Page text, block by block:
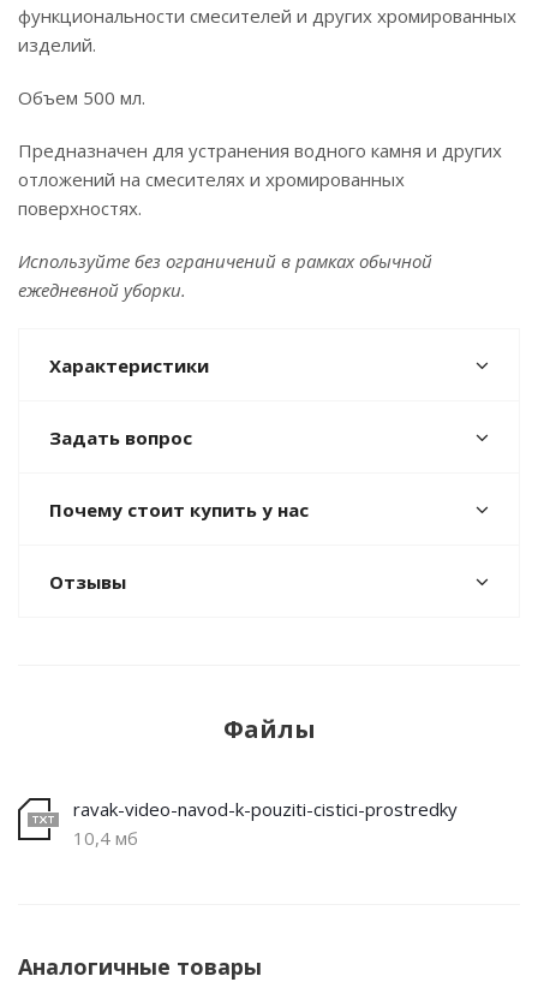
функциональности смесителей и других хромированных
изделий.
Объем 500 мл.
Предназначен для устранения водного камня и других
отложений на смесителях и хромированных
поверхностях.
Используйте без ограничений в рамках обычной
ежедневной уборки.
Характеристики
Задать вопрос
Почему стоит купить у нас
Отзывы
Файлы
ravak-video-navod-k-pouziti-cistici-prostredky
10,4 мб
Аналогичные товары